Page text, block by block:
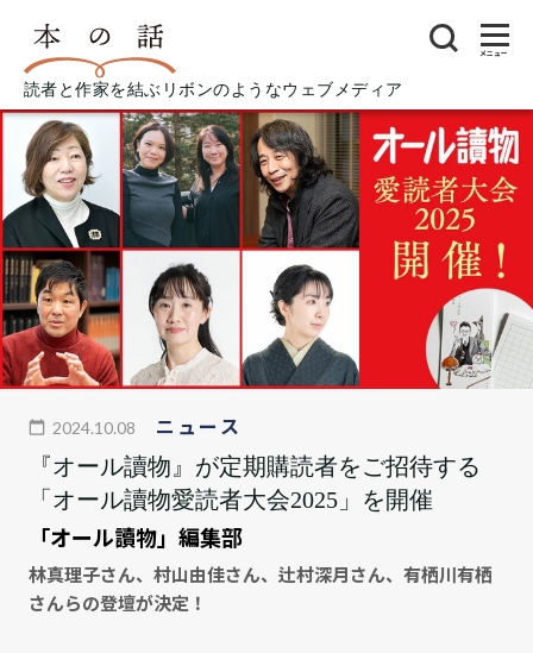
読者と作家を結ぶリボンのようなウェブメディア
メニュー
2024.10.08 ニュース
『オール讀物』が定期購読者をご招待する
「オール讀物愛読者大会2025」を開催
「オール讀物」編集部
林真理子さん、村山由佳さん、辻村深月さん、有栖川有栖
さんらの登壇が決定！